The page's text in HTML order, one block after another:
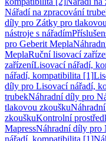
Nářadí na zpracování
díly pro Zátky pro
nástroje s nářadím
pro Geberit Mepla
MeplaRuční lisovací
zařízeníLisovací nářadí,
nářadí, kompatibilita [1]
díly pro Lisovací nářadí,
trubekNáhradní díly pro
tlakovou zkoušku
zkouškuKontrolní
MapressNáhradní díly pro
nářadí, kompatibilita [1]